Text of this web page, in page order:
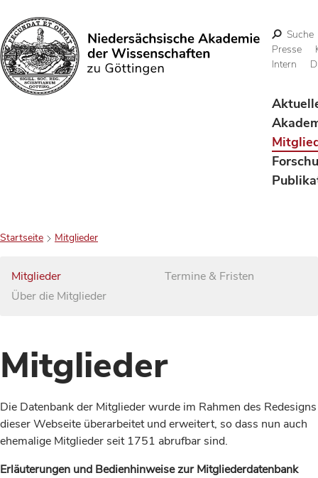
Suchen
Suche
Presse
Intern
Startseite Mitglieder
Mitglieder
Über die Mitglieder
Termine & Fristen
Mitglieder
Die Datenbank der Mitglieder wurde im Rahmen des Redesigns
dieser Webseite überarbeitet und erweitert, so dass nun auch
ehemalige Mitglieder seit 1751 abrufbar sind.
Erläuterungen und Bedienhinweise zur Mitgliederdatenbank